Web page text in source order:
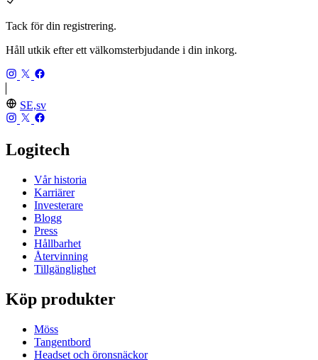
Tack för din registrering.
Håll utkik efter ett välkomsterbjudande i din inkorg.
SE,sv
Logitech
Vår historia
Karriärer
Investerare
Blogg
Press
Hållbarhet
Återvinning
Tillgänglighet
Köp produkter
Möss
Tangentbord
Headset och öronsnäckor